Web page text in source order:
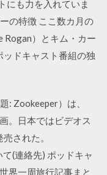
にも力を入れていま
の特徴 ここ数カ月の
Rogan）とキム・カー
ッドキャスト番組の独
: Zookeeper）は、
。日本ではビデオス
された。
(連絡先) ポッドキャ
界一周旅行記事まと